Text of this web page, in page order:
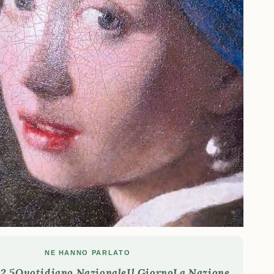
NE HANNO PARLATO